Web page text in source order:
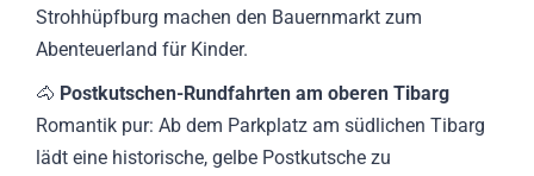
Strohhüpfburg machen den Bauernmarkt zum
Abenteuerland für Kinder.
🐴 Postkutschen-Rundfahrten am oberen Tibarg
Romantik pur: Ab dem Parkplatz am südlichen Tibarg
lädt eine historische, gelbe Postkutsche zu